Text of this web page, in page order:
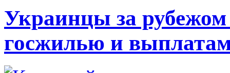
Украинцы за рубежом
госжилью и